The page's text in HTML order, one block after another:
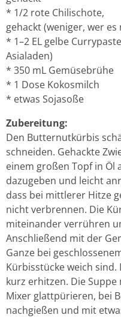
* 1/2 rote Chilischote,
gehackt (weniger, wer
* 1–2 EL gelbe
Asialaden)
* 350 mL Gemüsebrühe
* 1 Dose Kokosmilch
* etwas Sojasoße
Zubereitung:
Den Butternutkürbis
schneiden. Gehackte
einem großen Topf in Öl
dazugeben und leicht
dass bei mittlerer Hitze
nicht verbrennen. Die
miteinander verrühren
Anschließend mit der
Ganze bei
Kürbisstücke weich
kurz erhitzen. Die
Mixer glattpürieren, bei
nachgießen und mit